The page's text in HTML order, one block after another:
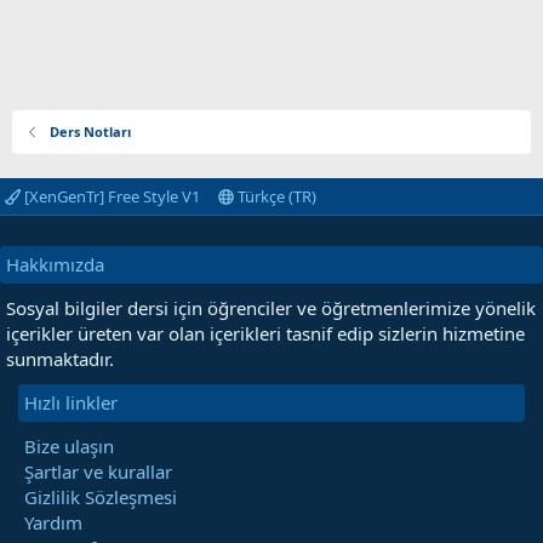
Ders Notları
[XenGenTr] Free Style V1 Türkçe (TR)
Hakkımızda
Sosyal bilgiler dersi için öğrenciler ve öğretmenlerimize yönelik
içerikler üreten var olan içerikleri tasnif edip sizlerin hizmetine
sunmaktadır.
Hızlı linkler
Bize ulaşın
Şartlar ve kurallar
Gizlilik Sözleşmesi
Yardım